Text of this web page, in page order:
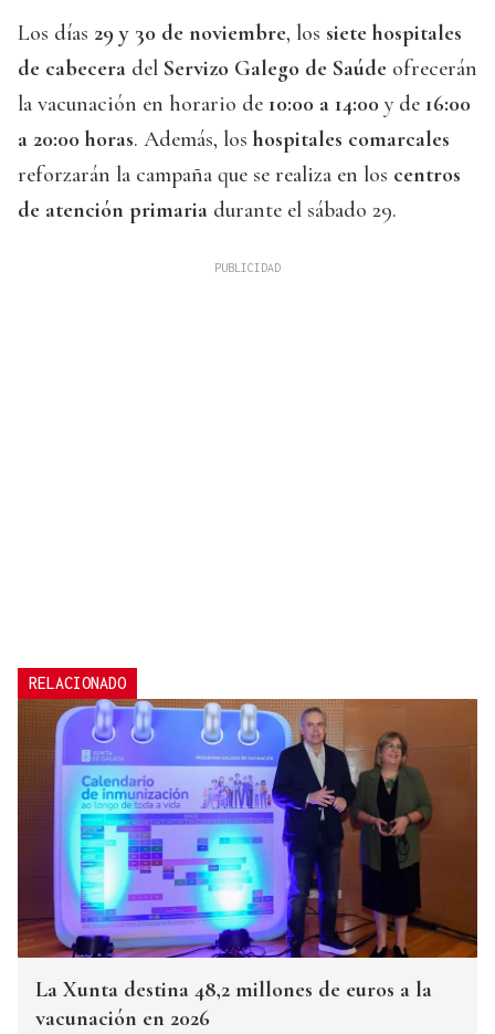
Los días 29 y 30 de noviembre, los siete hospitales
de cabecera del Servizo Galego de Saúde ofrecerán
la vacunación en horario de 10:00 a 14:00 y de 16:00
a 20:00 horas. Además, los hospitales comarcales
reforzarán la campaña que se realiza en los centros
de atención primaria durante el sábado 29.
RELACIONADO
La Xunta destina 48,2 millones de euros a la
vacunación en 2026